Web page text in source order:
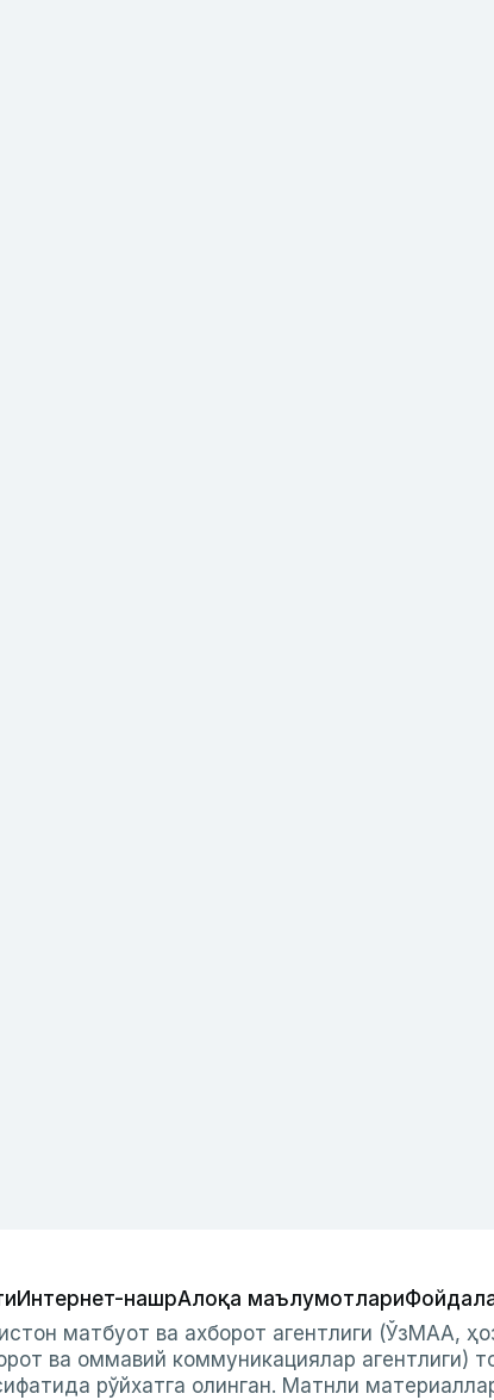
Интернет-нашрАлоқа маълумотлари
матбуот ва ахборот агентлиги (ЎзМАА,
ва оммавий коммуникациялар агентлиги)
рўйхатга олинган. Матнли